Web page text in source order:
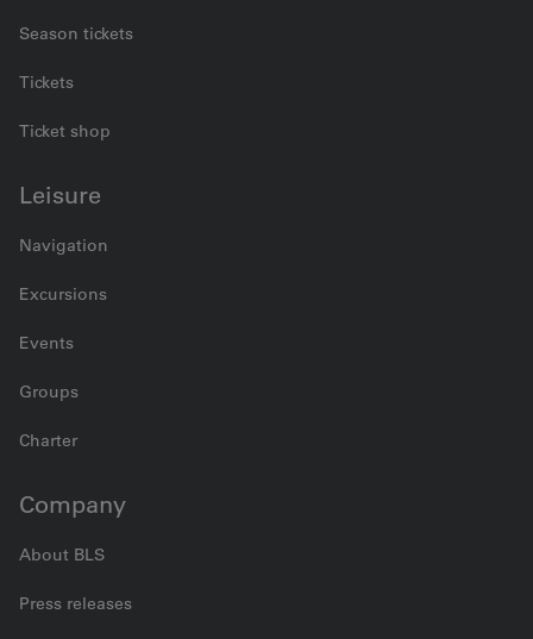
Season tickets
Tickets
Ticket shop
Leisure
Navigation
Excursions
Events
Groups
Charter
Company
About BLS
Press releases